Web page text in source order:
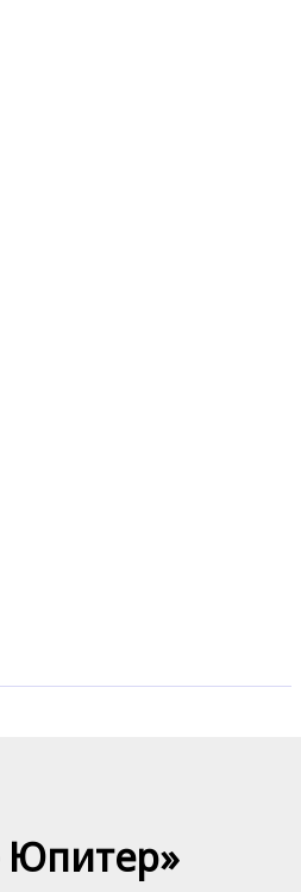
Юпитер»